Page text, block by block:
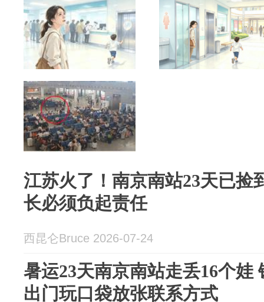
江苏火了！南京南站23天已捡
长必须负起责任
西昆仑Bruce 2026-07-24
暑运23天南京南站走丢16个娃
出门玩口袋放张联系方式